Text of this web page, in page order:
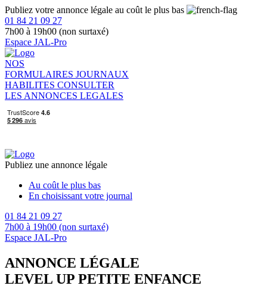
Publiez votre annonce légale au coût le plus bas
01 84 21 09 27
7h00 à 19h00 (non surtaxé)
Espace JAL-Pro
NOS
FORMULAIRES JOURNAUX
HABILITES CONSULTER
LES ANNONCES LEGALES
Publiez une annonce légale
Au coût le plus bas
En choisissant votre journal
01 84 21 09 27
7h00 à 19h00 (non surtaxé)
Espace JAL-Pro
ANNONCE LÉGALE
LEVEL UP PETITE ENFANCE